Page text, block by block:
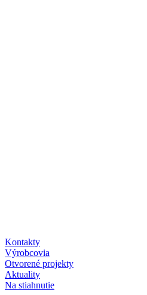
Kontakty
Výrobcovia
Otvorené projekty
Aktuality
Na stiahnutie